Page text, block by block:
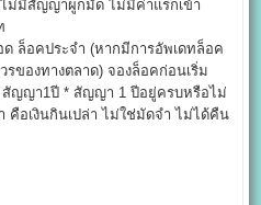
ม่มีสัญญาผูกมัด ไม่มีค่าแรกเข้า
ด ล็อคประจำ (หากมีการอัพเดทล็อค
ของทางตลาด) จองล็อคก่อนเริ่ม
สัญญา1ปี * สัญญา 1 ปีอยู่ครบหรือไม่
คือเงินกินเปล่า ไม่ใช่มัดจำ ไม่ได้คืน